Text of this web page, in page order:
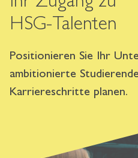
HSG-Talenten
Positionieren Sie Ihr
ambitionierte
Karriereschritte planen.